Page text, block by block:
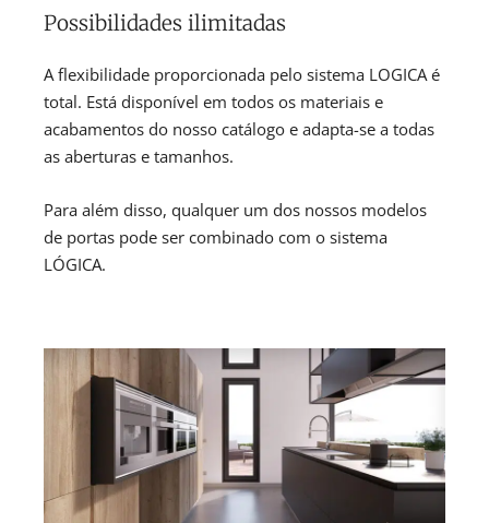
Possibilidades ilimitadas
A flexibilidade proporcionada pelo sistema LOGICA é
total. Está disponível em todos os materiais e
acabamentos do nosso catálogo e adapta-se a todas
as aberturas e tamanhos.
Para além disso, qualquer um dos nossos modelos
de portas pode ser combinado com o sistema
LÓGICA.